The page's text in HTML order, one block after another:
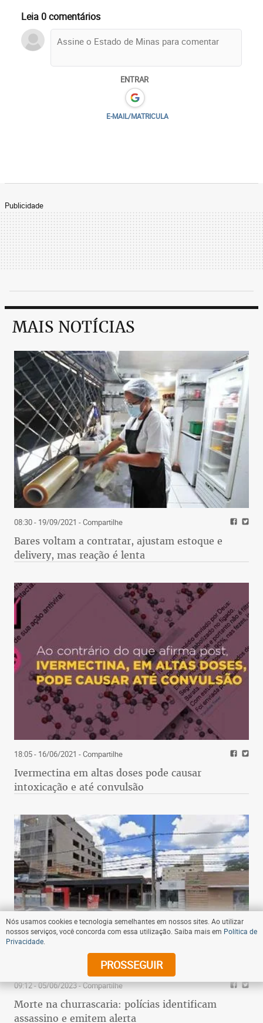
Nós usamos cookies e tecnologia semelhantes em nossos sites. Ao utilizar
nossos serviços, você concorda com essa utilização. Saiba mais em Política de
Privacidade
PROSSEGUIR
Leia 0 comentários
ENTRAR
E-MAIL/MATRICULA
Publicidade
MAIS NOTÍCIAS
08:30 - 19/09/2021 - Compartilhe
Bares voltam a contratar, ajustam estoque e
delivery, mas reação é lenta
18:05 - 16/06/2021 - Compartilhe
Ivermectina em altas doses pode causar
intoxicação e até convulsão
09:12 - 05/06/2023- Compartilhe
Morte na churrascaria: polícias identificam
assassino e emitem alerta